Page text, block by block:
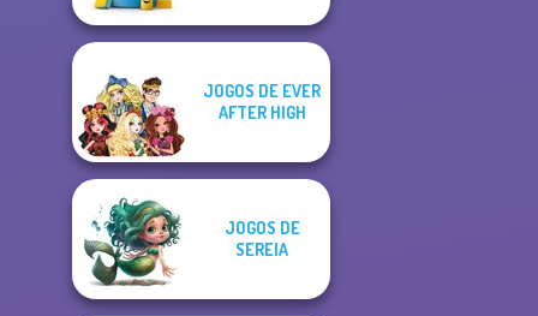
JOGOS DE EVER
AFTER HIGH
JOGOS DE
SEREIA